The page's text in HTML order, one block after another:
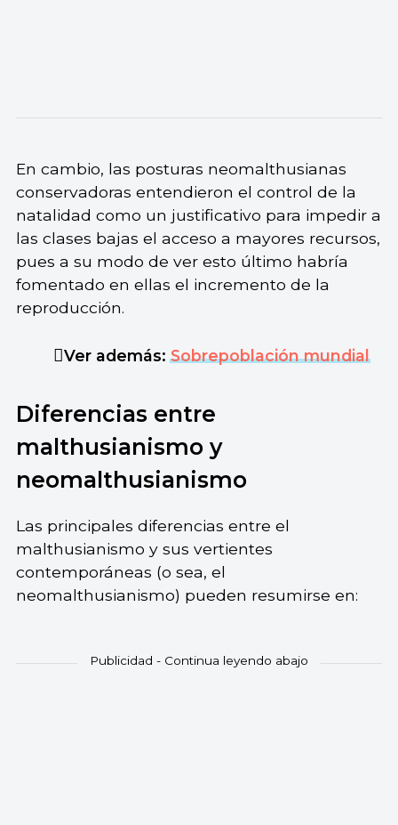
En cambio, las posturas neomalthusianas
conservadoras entendieron el control de la
natalidad como un justificativo para impedir a
las clases bajas el acceso a mayores recursos,
pues a su modo de ver esto último habría
fomentado en ellas el incremento de la
reproducción.
Ver además:Sobrepoblación mundial
Diferencias entre
malthusianismo y
neomalthusianismo
Las principales diferencias entre el
malthusianismo y sus vertientes
contemporáneas (o sea, el
neomalthusianismo) pueden resumirse en: